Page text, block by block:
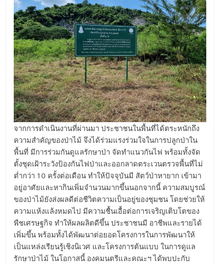
จากการดำเนินงานที่ผ่านมา ประชาชนในพื้นที่ได้ตระหนักถึง
ความสำคัญของป่าไม้ จึงได้ร่วมแรงร่วมใจในการปลูกป่าใน
พื้นที่ มีการร่วมกันดูแลรักษาป่า จัดทำแนวกันไฟ พร้อมทั้งจัด
ตั้งชุดเฝ้าระวังป้องกันไฟป่าและออกลาดตระเวนตรวจพื้นที่ไม่
ต่ำกว่า 10 ครั้งต่อเดือน ทำให้ปัจจุบันมี สัตว์ป่าหายาก เข้ามา
อยู่อาศัยและหากินเพิ่มจำนวนมากขึ้นนอกจากนี้ ความสมบูรณ์
ของป่าไม้ยังส่งผลดีต่อชีวิตความเป็นอยู่ของชุมชน โดยช่วยให้
ความแห้งแล้งหมดไป มีความชื้นเอื้อต่อการเจริญเติบโตของ
พืชเศรษฐกิจ ทำให้ผลผลิตดีขึ้น ประชาชนมี อาชีพและรายได้
เพิ่มขึ้น พร้อมทั้งได้พัฒนาต่อยอดโครงการในการพัฒนาให้
เป็นแหล่งเรียนรู้เชิงนิเวศ และโครงการต้นแบบ ในการดูแล
รักษาป่าไม้ ในโอกาสนี้ องคมนตรีและคณะฯ ได้พบปะกับ